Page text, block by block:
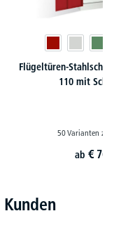
Flügeltüren-
110 mit
50 Varianten zur
ab €